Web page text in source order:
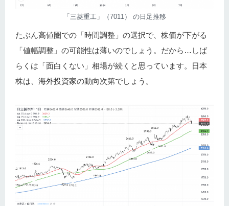
「三菱重工」（7011） の日足推移
たぶん高値圏での「時間調整」の選択で、株価が下がる
「値幅調整」の可能性は薄いのでしょう。だから…しば
らくは「面白くない」相場が続くと思っています。日本
株は、海外投資家の動向次第でしょう。